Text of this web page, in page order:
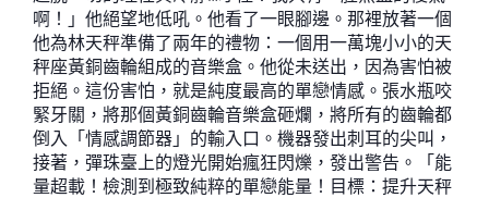
啊！」他絕望地低吼。他看了一眼腳邊。那裡放著一個
他為林天秤準備了兩年的禮物：一個用一萬塊小小的天
秤座黃銅齒輪組成的音樂盒。他從未送出，因為害怕被
拒絕。這份害怕，就是純度最高的單戀情感。張水瓶咬
緊牙關，將那個黃銅齒輪音樂盒砸爛，將所有的齒輪都
倒入「情感調節器」的輸入口。機器發出刺耳的尖叫，
接著，彈珠臺上的燈光開始瘋狂閃爍，發出警告。「能
量超載！檢測到極致純粹的單戀能量！目標：提升天秤